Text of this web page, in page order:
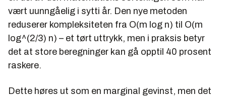
vært uunngåelig i sytti år. Den nye metoden
reduserer kompleksiteten fra O(m log n) til O(m
log^(2/3) n) – et tørt uttrykk, men i praksis betyr
det at store beregninger kan gå opptil 40 prosent
raskere.
Dette høres ut som en marginal gevinst, men det